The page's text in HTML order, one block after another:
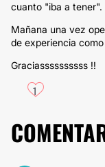
cuanto "iba a tener".
Mañana una vez
de experiencia
Graciassssssssss !!
1